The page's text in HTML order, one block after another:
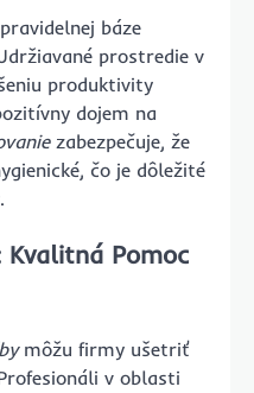
báze
prostredie v
produktivity
dojem na
zabezpečuje, že
čo je dôležité
Pomoc
môžu firmy ušetriť
v oblasti